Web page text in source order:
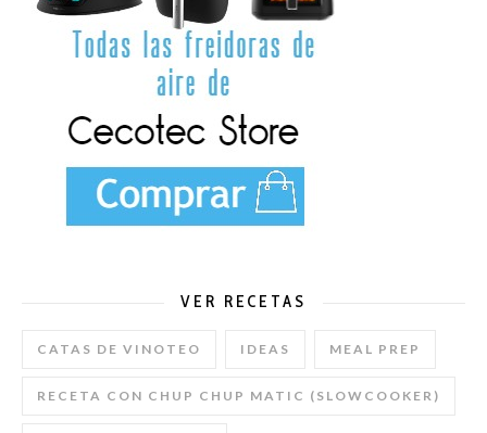
VER RECETAS
CATAS DE VINOTEO IDEAS MEAL PREP
RECETA CON CHUP CHUP MATIC (SLOWCOOKER)